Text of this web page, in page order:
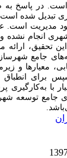
است. در پاسخ به
تبدیل شده
مدیریت
انجام نشده
ارائه
جامع
معیارها و
برای
با به‌کارگیری
جامع